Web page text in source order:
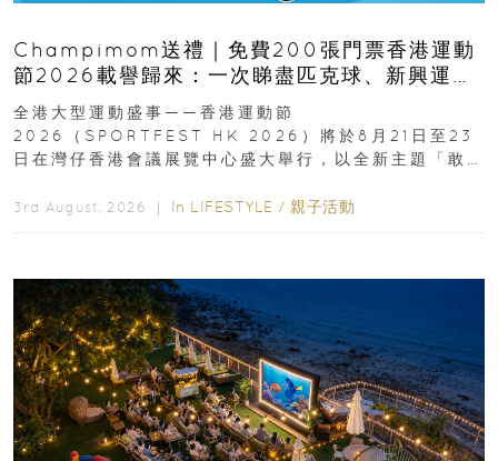
Champimom送禮｜免費200張門票香港運動
節2026載譽歸來：一次睇盡匹克球、新興運
動、街舞比賽＋逾百運動品牌展覽
全港大型運動盛事——香港運動節
2026（SPORTFEST HK 2026）將於8月21日至23
日在灣仔香港會議展覽中心盛大舉行，以全新主題「敢
3rd August, 2026 ｜ In LIFESTYLE / 親子活動